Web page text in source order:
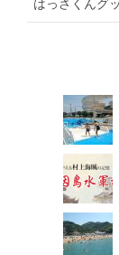
はっさくんグ